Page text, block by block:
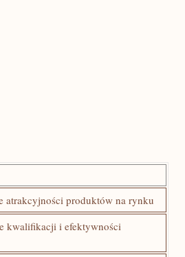
atrakcyjności ⁣produktów na rynku
kwalifikacji i⁢ efektywności